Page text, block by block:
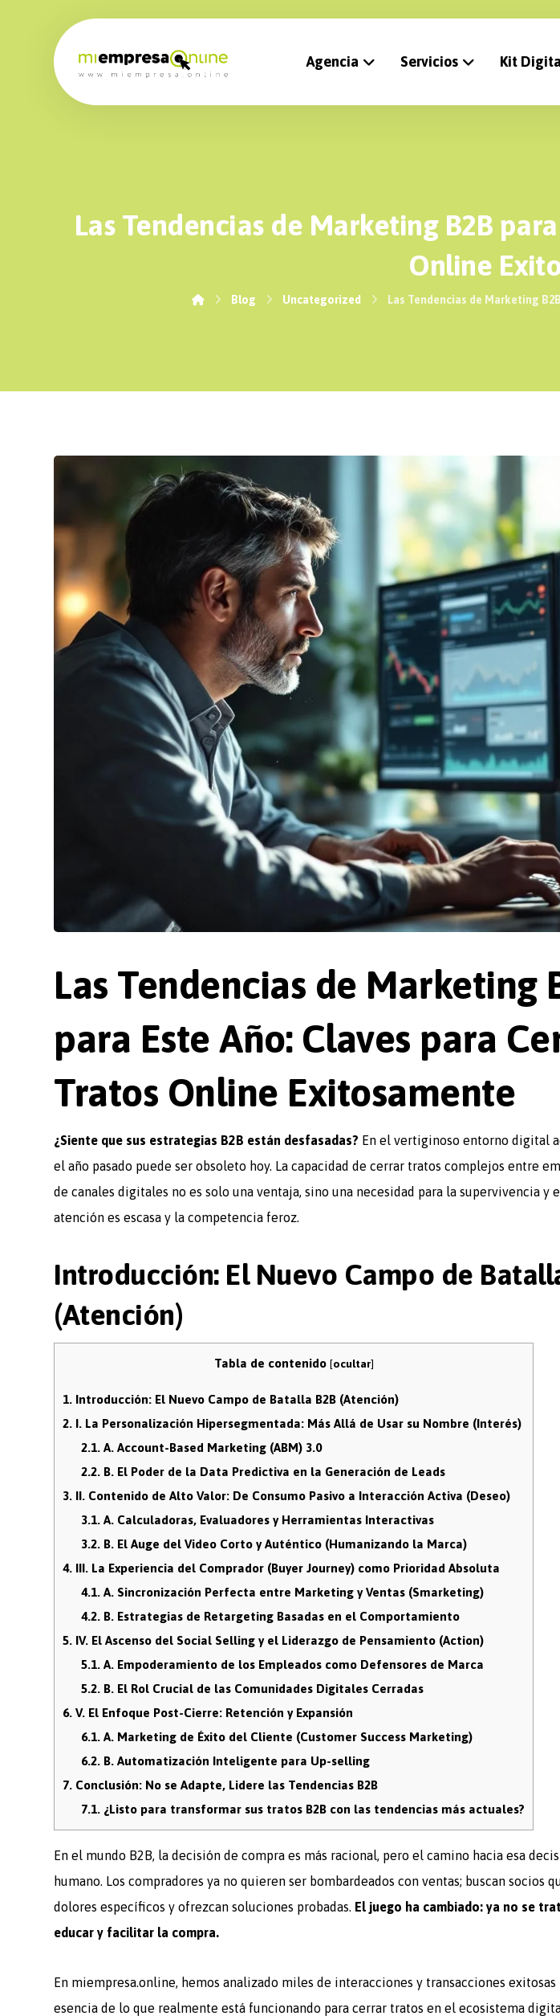
Agencia Servicios Kit
Las Tendencias de Marketing B2B
Online
Blog Uncategorized Las Tendencias de Marketing
Las Tendencias de Marketing
para Este Año: Claves para
Tratos Online Exitosamente
¿Siente que sus estrategias B2B están desfasadas? En el vertiginoso entorno digital
el año pasado puede ser obsoleto hoy. La capacidad de cerrar tratos complejos entre
de canales digitales no es solo una ventaja, sino una necesidad para la supervivencia y
atención es escasa y la competencia feroz.
Introducción: El Nuevo Campo de
(Atención)
Tabla de contenido [ocultar]
1. Introducción: El Nuevo Campo de Batalla B2B (Atención)
2. I. La Personalización Hipersegmentada: Más Allá de Usar su Nombre (Interés)
2.1. A. Account-Based Marketing (ABM) 3.0
2.2. B. El Poder de la Data Predictiva en la Generación de Leads
3. II. Contenido de Alto Valor: De Consumo Pasivo a Interacción Activa (Deseo)
3.1. A. Calculadoras, Evaluadores y Herramientas Interactivas
3.2. B. El Auge del Video Corto y Auténtico (Humanizando la Marca)
4. III. La Experiencia del Comprador (Buyer Journey) como Prioridad Absoluta
4.1. A. Sincronización Perfecta entre Marketing y Ventas (Smarketing)
4.2. B. Estrategias de Retargeting Basadas en el Comportamiento
5. IV. El Ascenso del Social Selling y el Liderazgo de Pensamiento (Action)
5.1. A. Empoderamiento de los Empleados como Defensores de Marca
5.2. B. El Rol Crucial de las Comunidades Digitales Cerradas
6. V. El Enfoque Post-Cierre: Retención y Expansión
6.1. A. Marketing de Éxito del Cliente (Customer Success Marketing)
6.2. B. Automatización Inteligente para Up-selling
7. Conclusión: No se Adapte, Lidere las Tendencias B2B
7.1. ¿Listo para transformar sus tratos B2B con las tendencias más actuales?
En el mundo B2B, la decisión de compra es más racional, pero el camino hacia esa
humano. Los compradores ya no quieren ser bombardeados con ventas; buscan socios
dolores específicos y ofrezcan soluciones probadas. El juego ha cambiado: ya no se
educar y facilitar la compra.
En miempresa.online, hemos analizado miles de interacciones y transacciones
esencia de lo que realmente está funcionando para cerrar tratos en el ecosistema